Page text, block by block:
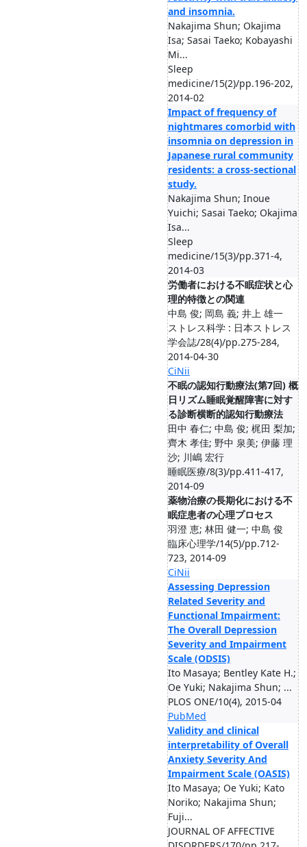
and insomnia.
Nakajima Shun; Okajima
Isa; Sasai Taeko; Kobayashi
Mi...
Sleep
medicine/15(2)/pp.196-202,
2014-02
Impact of frequency of
nightmares comorbid with
insomnia on depression in
Japanese rural community
residents: a cross-sectional
study.
Nakajima Shun; Inoue
Yuichi; Sasai Taeko; Okajima
Isa...
Sleep
medicine/15(3)/pp.371-4,
2014-03
労働者における不眠症状と心
理的特徴との関連
中島 俊; 岡島 義; 井上 雄一
ストレス科学 : 日本ストレス
学会誌/28(4)/pp.275-284,
2014-04-30
CiNii
不眠の認知行動療法(第7回) 概
日リズム睡眠覚醒障害に対す
る診断横断的認知行動療法
田中 春仁; 中島 俊; 梶田 梨加;
齊木 孝佳; 野中 泉美; 伊藤 理
沙; 川嶋 宏行
睡眠医療/8(3)/pp.411-417,
2014-09
薬物治療の長期化における不
眠症患者の心理プロセス
羽澄 恵; 林田 健一; 中島 俊
臨床心理学/14(5)/pp.712-
723, 2014-09
CiNii
Assessing Depression
Related Severity and
Functional Impairment:
The Overall Depression
Severity and Impairment
Scale (ODSIS)
Ito Masaya; Bentley Kate H.;
Oe Yuki; Nakajima Shun; ...
PLOS ONE/10(4), 2015-04
PubMed
Validity and clinical
interpretability of Overall
Anxiety Severity And
Impairment Scale (OASIS)
Ito Masaya; Oe Yuki; Kato
Noriko; Nakajima Shun;
Fuji...
JOURNAL OF AFFECTIVE